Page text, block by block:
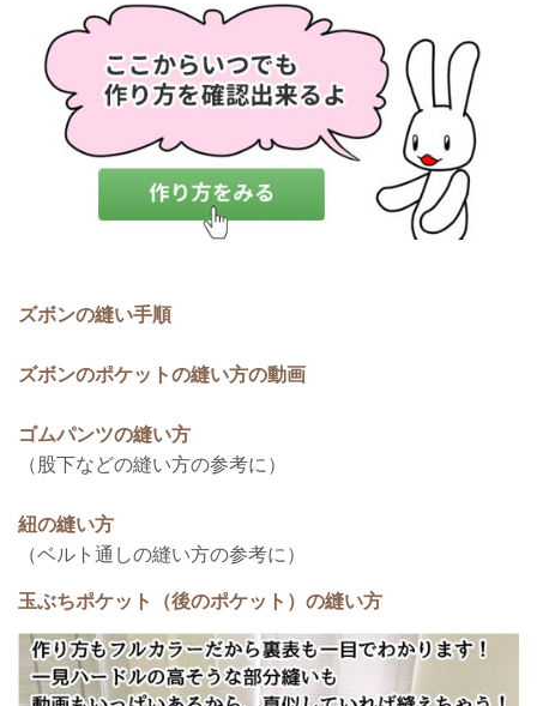
ズボンの縫い手順
ズボンのポケットの縫い方の動画
ゴムパンツの縫い方
（股下などの縫い方の参考に）
紐の縫い方
（ベルト通しの縫い方の参考に）
玉ぶちポケット（後のポケット）の縫い方